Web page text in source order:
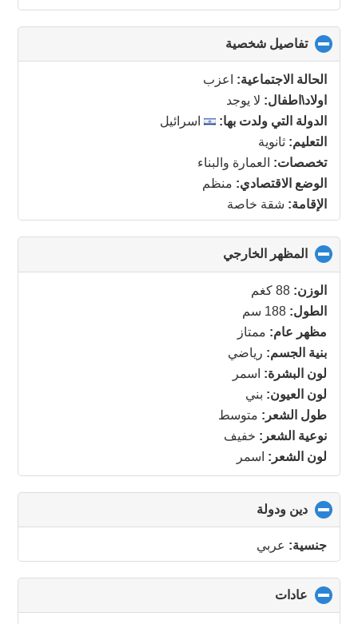
تفاصيل شخصية
to
collapse
contents
الحالة الاجتماعية:
اعزب
اولاد\اطفال: لا يوجد
الدولة التي ولدت بها:
اسرائيل
التعليم: ثانوية
تخصصات: العمارة والبناء
الوضع الاقتصادي: منظم
الإقامة: شقة خاصة
المظهر الخارجي
to
الوزن: 88 كغم
الطول: 188 سم
مظهر عام: ممتاز
بنية الجسم: رياضي
لون البشرة: اسمر
لون العيون: بني
طول الشعر: متوسط
نوعية الشعر: خفيف
لون الشعر: اسمر
دين ودولة
to
جنسية: عربي
عادات
to